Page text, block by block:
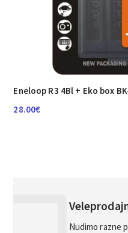
Eneloop R3 4Bl + Eko box
28.00€
Nudimo razne